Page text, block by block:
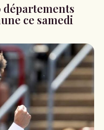
départements
ce samedi